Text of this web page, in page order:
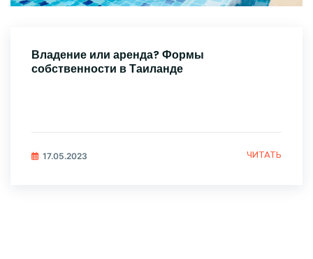
Владение или аренда? Формы
собственности в Таиланде
17.05.2023 ЧИТАТЬ